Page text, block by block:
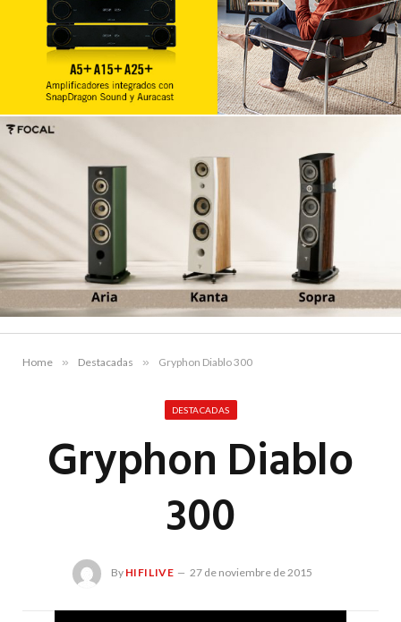
Home » Destacadas » Gryphon Diablo 300
DESTACADAS
Gryphon Diablo
300
By HIFILIVE 27 de noviembre de 2015